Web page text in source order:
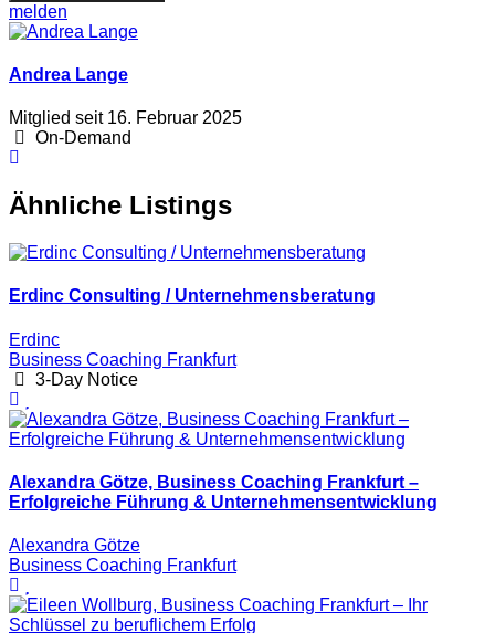
melden
Andrea Lange
Mitglied seit 16. Februar 2025
On-Demand
Ähnliche Listings
Erdinc Consulting / Unternehmensberatung
Erdinc
Business Coaching Frankfurt
3-Day Notice
Alexandra Götze, Business Coaching Frankfurt –
Erfolgreiche Führung & Unternehmensentwicklung
Alexandra Götze
Business Coaching Frankfurt